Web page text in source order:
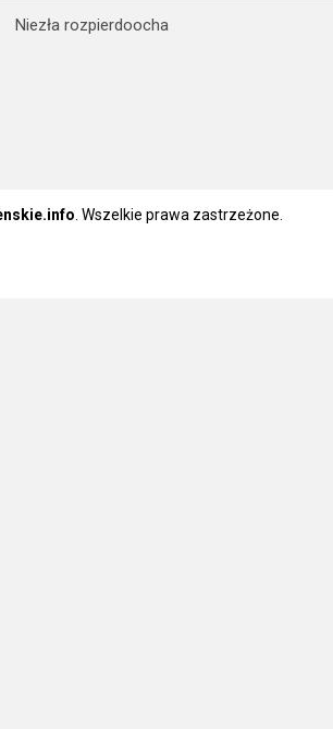
Niezła rozpierdoocha
. Wszelkie prawa zastrzeżone.